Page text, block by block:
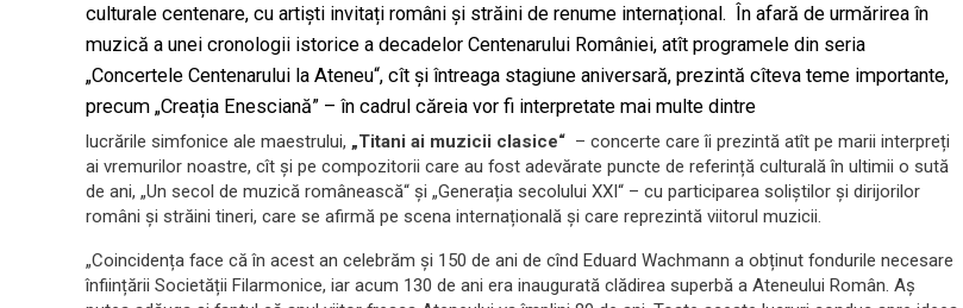
culturale centenare, cu artiști invitați români și străini de renume internațional. În afară de urmărirea în
muzică a unei cronologii istorice a decadelor Centenarului României, atît programele din seria
„Concertele Centenarului la Ateneu“, cît și întreaga stagiune aniversară, prezintă cîteva teme importante,
precum „Creația Enesciană” – în cadrul căreia vor fi interpretate mai multe dintre
lucrările simfonice ale maestrului, „Titani ai muzicii clasice“ – concerte care îi prezintă atît pe marii interpreți
ai vremurilor noastre, cît și pe compozitorii care au fost adevărate puncte de referință culturală în ultimii o sută
de ani, „Un secol de muzică românească“ și „Generația secolului XXI“ – cu participarea soliștilor și dirijorilor
români și străini tineri, care se afirmă pe scena internațională și care reprezintă viitorul muzicii.
„Coincidența face că în acest an celebrăm și 150 de ani de cînd Eduard Wachmann a obținut fondurile necesare
înființării Societății Filarmonice, iar acum 130 de ani era inaugurată clădirea superbă a Ateneului Român. Aș